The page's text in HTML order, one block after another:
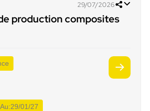
29/07/2026
production composites
Au:29/01/27